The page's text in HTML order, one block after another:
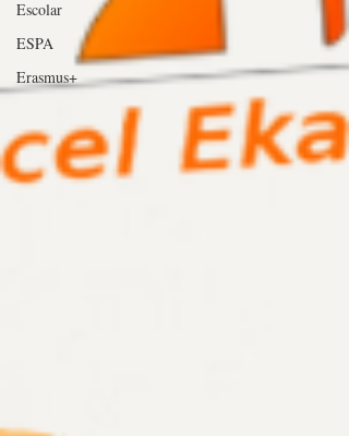
Escolar
ESPA
Erasmus+